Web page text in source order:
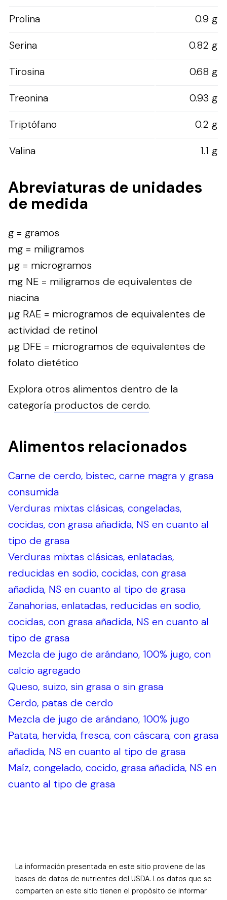
Prolina
0.9 g
Serina
0.82 g
Tirosina
0.68 g
Treonina
0.93 g
Triptófano
0.2 g
Valina
1.1 g
Abreviaturas de unidades
de medida
g = gramos
mg = miligramos
µg = microgramos
mg NE = miligramos de equivalentes de
niacina
µg RAE = microgramos de equivalentes de
actividad de retinol
µg DFE = microgramos de equivalentes de
folato dietético
Explora otros alimentos dentro de la
categoría productos de cerdo.
Alimentos relacionados
Carne de cerdo, bistec, carne magra y grasa
consumida
Verduras mixtas clásicas, congeladas,
cocidas, con grasa añadida, NS en cuanto al
tipo de grasa
Verduras mixtas clásicas, enlatadas,
reducidas en sodio, cocidas, con grasa
añadida, NS en cuanto al tipo de grasa
Zanahorias, enlatadas, reducidas en sodio,
cocidas, con grasa añadida, NS en cuanto al
tipo de grasa
Mezcla de jugo de arándano, 100% jugo, con
calcio agregado
Queso, suizo, sin grasa o sin grasa
Cerdo, patas de cerdo
Mezcla de jugo de arándano, 100% jugo
Patata, hervida, fresca, con cáscara, con grasa
añadida, NS en cuanto al tipo de grasa
Maíz, congelado, cocido, grasa añadida, NS en
cuanto al tipo de grasa
La información presentada en este sitio proviene de las
bases de datos de nutrientes del USDA. Los datos que se
comparten en este sitio tienen el propósito de informar